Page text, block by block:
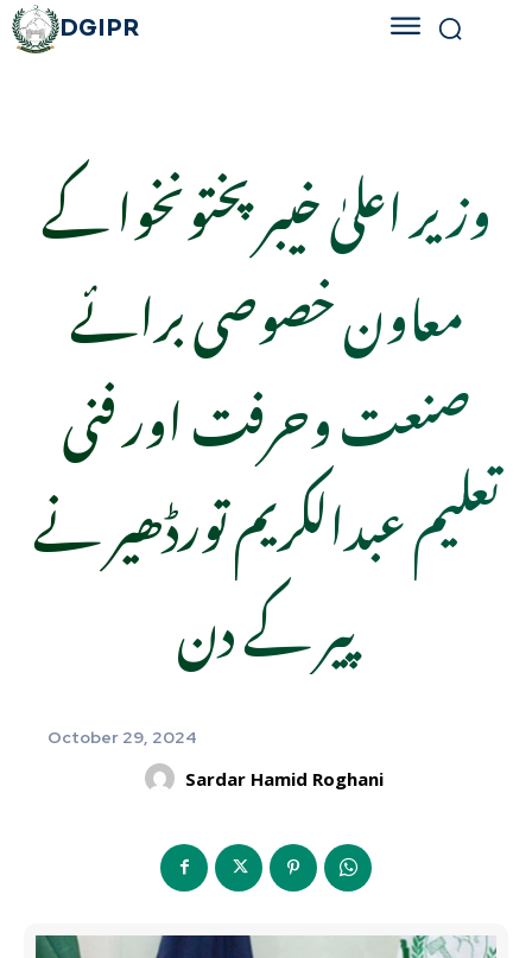
DGIPR
وزیر اعلیٰ خیبر پختونخوا کے
معاون خصوصی برائے
صنعت وحرفت اور فنی
تعلیم عبدالکریم تورڈھیر نے
پیر کے دن
October 29, 2024
Sardar Hamid Roghani